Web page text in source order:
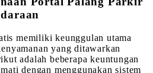
memiliki keunggulan utama
yang ditawarkan
adalah beberapa keuntungan
dengan menggunakan sistem